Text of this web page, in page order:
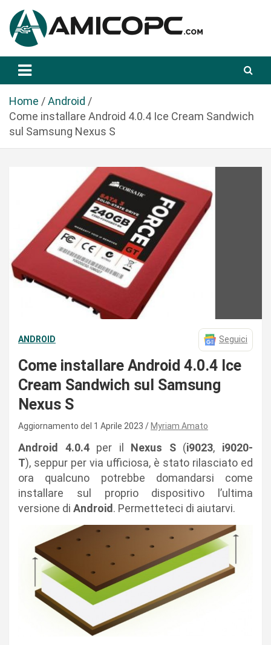
a
Amicopc.com
Home
Android
Come installare Android 4.0.4 Ice Cream Sandwich
sul Samsung Nexus S
ANDROID Seguici
Come installare Android 4.0.4 Ice
Cream Sandwich sul Samsung
Nexus S
Aggiornamento del 1 Aprile 2023 Myriam Amato
Android 4.0.4per il Nexus S(i9023, i9020-
T), seppur per via ufficiosa, è stato rilasciato ed
ora qualcuno potrebbe domandarsi come
installare sul proprio dispositivo l’ultima
versione di Android. Permetteteci di aiutarvi.